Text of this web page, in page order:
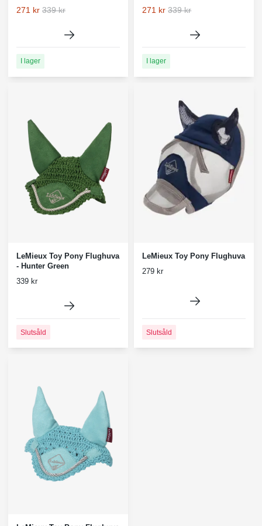
271 kr 339 kr
I lager
271 kr 339 kr
I lager
LeMieux Toy Pony Flughuva
- Hunter Green
339 kr
Slutsåld
LeMieux Toy Pony Flughuva
279 kr
Slutsåld